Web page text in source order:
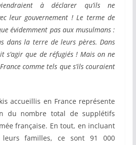
à déclarer qu’ils ne
leur gouvernement ! Le terme de
évidemment pas aux musulmans :
dans la terre de leurs pères. Dans
s’agir que de réfugiés ! Mais on ne
comme tels que s’ils couraient
accueillis en France représente
du nombre total de supplétifs
française. En tout, en incluant
familles, ce sont 91 000